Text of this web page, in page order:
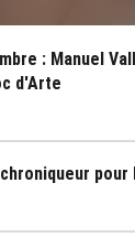
: Manuel
d'Arte
pour